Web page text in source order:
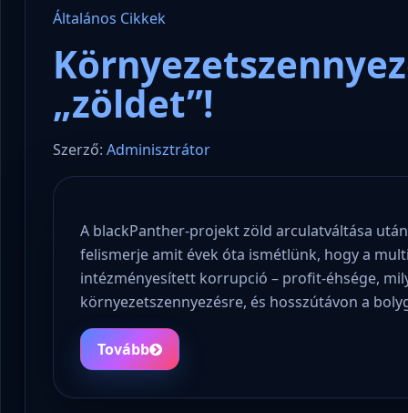
Általános Cikkek
„zöldet”!
Szerző: Adminisztrátor
A blackPanther-projekt zöld arculatváltása
felismerje amit évek óta ismétlünk, hogy a
intézményesített korrupció – profit-éhsége,
környezetszennyezésre, és hosszútávon a
Tovább